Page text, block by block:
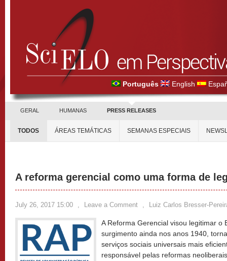
Português English
GERAL HUMANAS PRESS RELEASES
TODOS ÁREAS TEMÁTICAS SEMANAS ESPECIAIS
A reforma gerencial como uma forma de
July 26, 2017 15:00 , Leave a Comment , Luiz Carlos Bresser-
A Reforma Gerencial visou legitimar o
surgimento ainda nos anos 1940,
serviços sociais universais mais
responsável pelas reformas